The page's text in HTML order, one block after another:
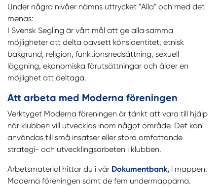
Under några nivåer nämns uttrycket "Alla" och med det
menas:
I Svensk Segling är vårt mål att ge alla samma
möjligheter att delta oavsett könsidentitet, etnisk
bakgrund, religion, funktionsnedsättning, sexuell
läggning, ekonomiska förutsättningar och ålder en
möjlighet att deltaga.
Att arbeta med Moderna föreningen
Verktyget Moderna föreningen är tänkt att vara till hjälp
när klubben vill utvecklas inom något område. Det kan
användas till små insatser eller stora omfattande
strategi- och utvecklingsarbeten i klubben.
Arbetsmaterial hittar du i vår Dokumentbank, i mappen:
Moderna föreningen samt de fem undermapparna.